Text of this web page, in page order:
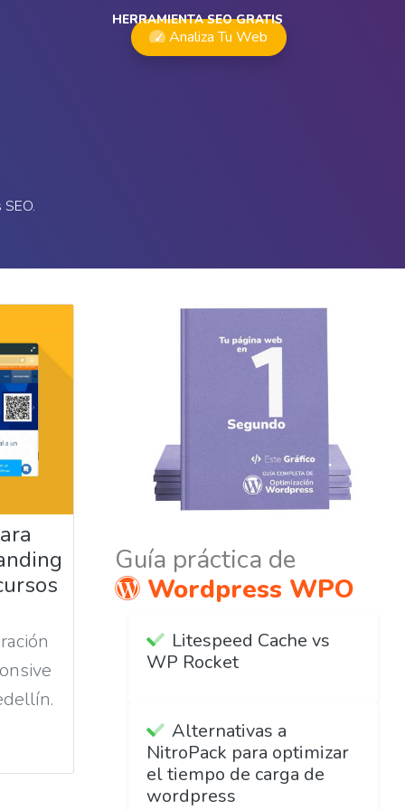
Analiza Tu Web
HERRAMIENTA SEO GRATIS
Guía práctica de
Wordpress WPO
Litespeed Cache vs
WP Rocket
Alternativas a
NitroPack para optimizar
el tiempo de carga de
wordpress